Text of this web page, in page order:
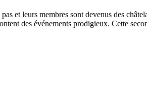
et leurs membres sont devenus des
des événements prodigieux. Cette